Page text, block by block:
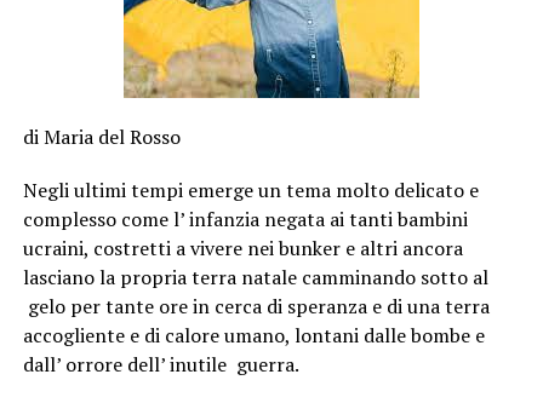
di Maria del Rosso
Negli ultimi tempi emerge un tema molto delicato e
complesso come l’ infanzia negata ai tanti bambini
ucraini, costretti a vivere nei bunker e altri ancora
lasciano la propria terra natale camminando sotto al
gelo per tante ore in cerca di speranza e di una terra
accogliente e di calore umano, lontani dalle bombe e
dall’ orrore dell’ inutile guerra.